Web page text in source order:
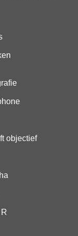
objectief